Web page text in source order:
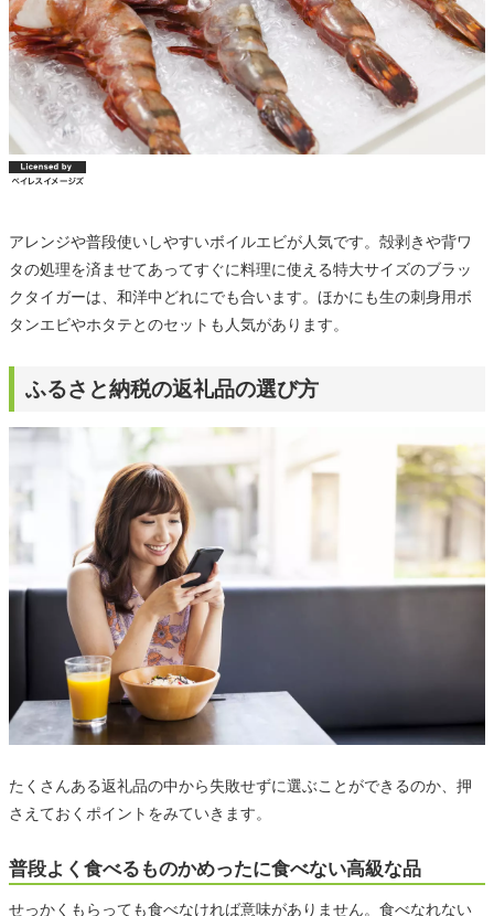
アレンジや普段使いしやすいボイルエビが人気です。殻剥きや背ワ
タの処理を済ませてあってすぐに料理に使える特大サイズのブラッ
クタイガーは、和洋中どれにでも合います。ほかにも生の刺身用ボ
タンエビやホタテとのセットも人気があります。
ふるさと納税の返礼品の選び方
たくさんある返礼品の中から失敗せずに選ぶことができるのか、押
さえておくポイントをみていきます。
普段よく食べるものかめったに食べない高級な品
せっかくもらっても食べなければ意味がありません。食べなれない